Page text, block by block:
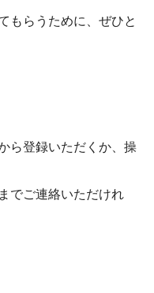
もらうために、ぜひと
ら登録いただくか、操
でご連絡いただけれ